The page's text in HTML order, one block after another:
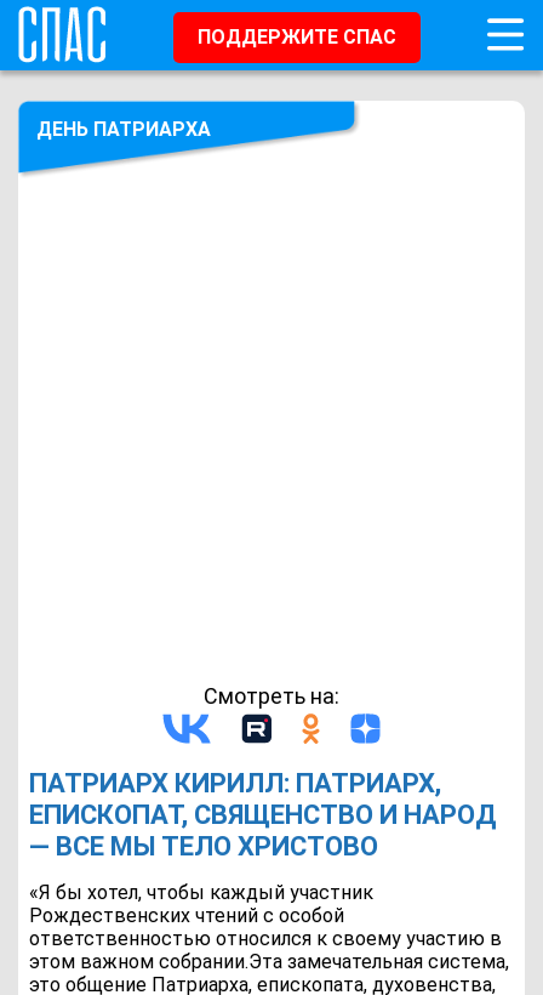
ПОДДЕРЖИТЕ СПАС
ДЕНЬ ПАТРИАРХА
Смотреть на:
ПАТРИАРХ КИРИЛЛ: ПАТРИАРХ,
ЕПИСКОПАТ, СВЯЩЕНСТВО И НАРОД
— ВСЕ МЫ ТЕЛО ХРИСТОВО
«Я бы хотел, чтобы каждый участник
Рождественских чтений с особой
ответственностью относился к своему участию в
этом важном собрании.Эта замечательная система,
это общение Патриарха, епископата, духовенства,